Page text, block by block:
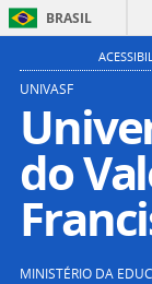
BRASIL
UNIVASF
do
MINISTÉRIO DA